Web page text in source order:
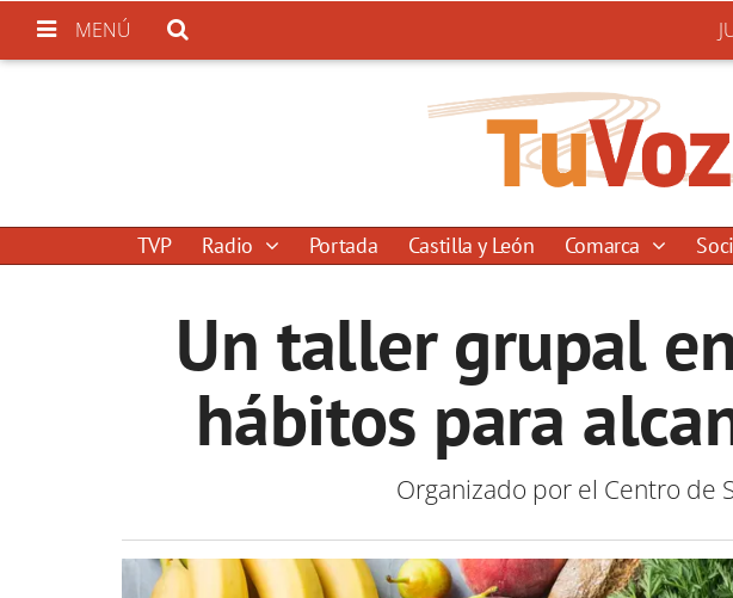
MENÚ
TVP Radio Portada Castilla y León Comarca
Un taller grupal
hábitos para
Organizado por el Centro de